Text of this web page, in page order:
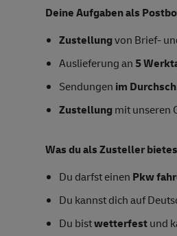
Deine Aufgaben als
Zustellungvon Brief-
Auslieferung an5
Sendungen im
Zustellung mit unseren
Was du als Zusteller
Du darfst einen Pkw
Du kannst dich auf
Du bistwetterfestund